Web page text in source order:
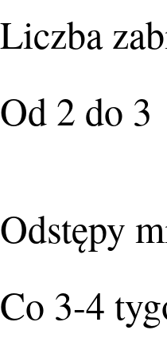
Liczba
Od 2 do 3
Odstępy
Co 3-4